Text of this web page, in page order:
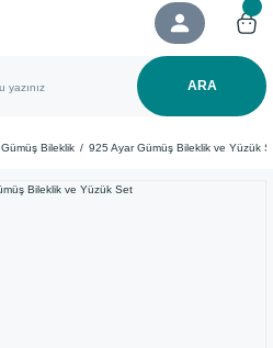
ARA
Gümüş Bileklik 925 Ayar Gümüş Bileklik ve Yüzük